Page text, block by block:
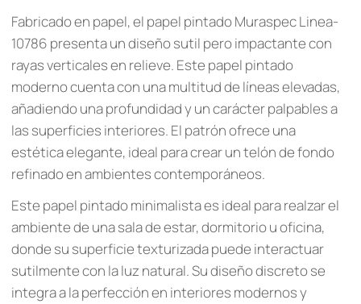
Fabricado en papel, el papel pintado Muraspec Linea-
10786 presenta un diseño sutil pero impactante con
rayas verticales en relieve. Este papel pintado
moderno cuenta con una multitud de líneas elevadas,
añadiendo una profundidad y un carácter palpables a
las superficies interiores. El patrón ofrece una
estética elegante, ideal para crear un telón de fondo
refinado en ambientes contemporáneos.
Este papel pintado minimalista es ideal para realzar el
ambiente de una sala de estar, dormitorio u oficina,
donde su superficie texturizada puede interactuar
sutilmente con la luz natural. Su diseño discreto se
integra a la perfección en interiores modernos y